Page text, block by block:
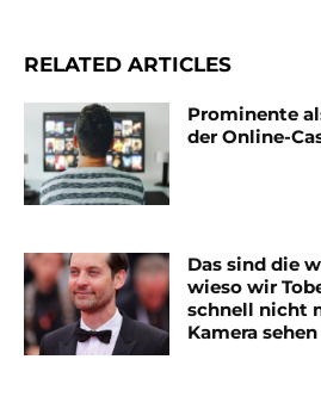
RELATED ARTICLES
Prominente
der Online-
Das sind die
wieso wir
schnell nicht
Kamera